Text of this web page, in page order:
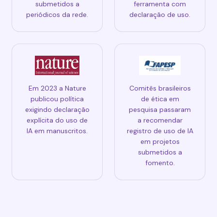
submetidos a
periódicos da rede.
ferramenta com
declaração de uso.
Em 2023 a Nature
publicou política
exigindo declaração
explícita do uso de
IA em manuscritos.
Comitês brasileiros
de ética em
pesquisa passaram
a recomendar
registro de uso de IA
em projetos
submetidos a
fomento.